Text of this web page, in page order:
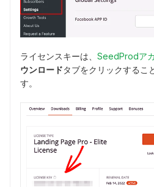
ライセンスキーは、 SeedProdア
ウンロードタブをクリックするこ
す。